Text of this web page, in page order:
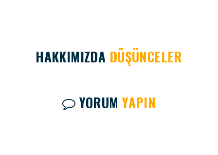
HAKKIMIZDA DÜŞÜNCELER
YORUMYAPIN